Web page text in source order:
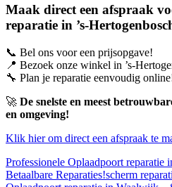
Maak direct een afspraak
reparatie in ’s-
📞 Bel ons voor een prijsopgave!
📍 Bezoek onze winkel in ’s-
🔧 Plan je reparatie eenvoudig
🚀 De snelste en meest
en omgeving!
Klik hier om direct een afspraak te
Professionele Oplaadpoort reparatie
Betaalbare Reparaties!scherm